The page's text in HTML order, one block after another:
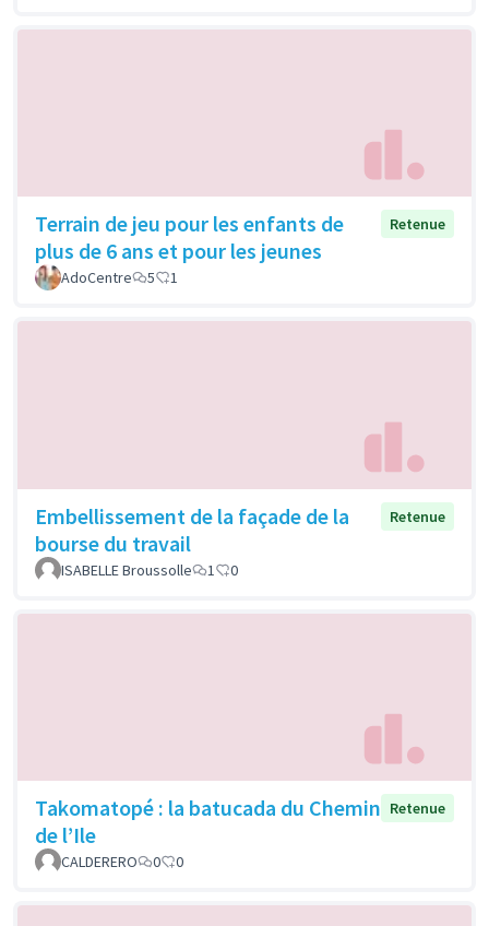
Terrain de jeu pour les enfants de
plus de 6 ans et pour les jeunes
Retenue
AdoCentre 5 1
Embellissement de la façade de la
bourse du travail
Retenue
ISABELLE Broussolle 1 0
Takomatopé : la batucada du Chemin
de l’Ile
Retenue
CALDERERO 0 0